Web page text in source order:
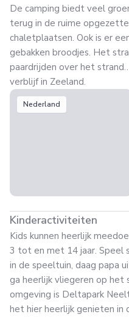
De camping biedt veel
terug in de ruime
chaletplaatsen. Ook is er
gebakken broodjes. Het
paardrijden over het
verblijf in Zeeland.
Nederland
Kinderactiviteiten
Kids kunnen heerlijk
3 tot en met 14 jaar. Speel
in de speeltuin, daag papa
ga heerlijk vliegeren op het
omgeving is Deltapark
het hier heerlijk genieten in